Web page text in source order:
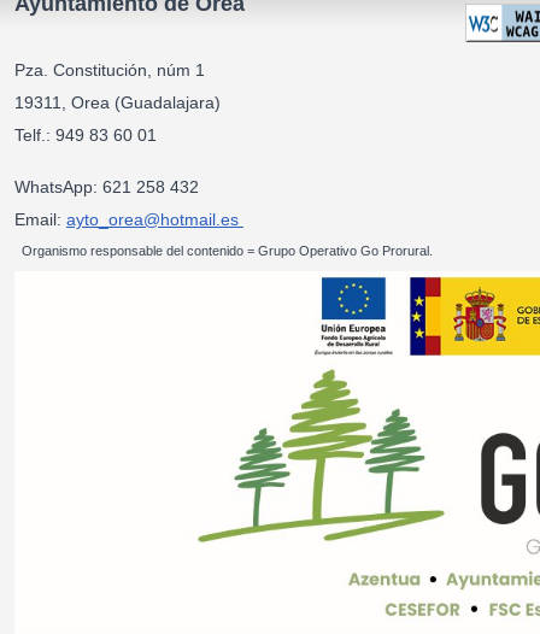
Pza. Constitución, núm 1
19311, Orea (Guadalajara)
Telf.: 949 83 60 01
WhatsApp: 621 258 432
Email: ayto_orea@hotmail.es
Organismo responsable del contenido = Grupo Operativo Go Prorural.